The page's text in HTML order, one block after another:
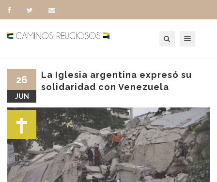
La Iglesia argentina expresó su
solidaridad con Venezuela
26
JUN